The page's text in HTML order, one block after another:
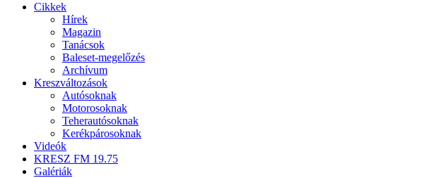
Cikkek
Hírek
Magazin
Tanácsok
Baleset-megelőzés
Archívum
Kreszváltozások
Autósoknak
Motorosoknak
Teherautósoknak
Kerékpárosoknak
Videók
KRESZ FM 19.75
Galériák